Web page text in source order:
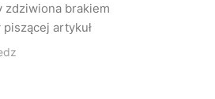
brakiem
artykuł